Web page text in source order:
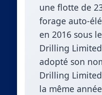
une flotte de
forage auto-
en 2016 sous
Drilling
adopté son
Drilling
la même